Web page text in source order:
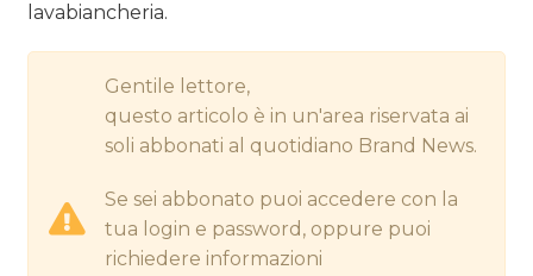
TV
RICERCHE
lavabiancheria.
Gentile lettore,
questo articolo è in un'area riservata ai
soli abbonati al quotidiano Brand News.
Se sei abbonato puoi accedere con la
tua login e password, oppure puoi
richiedere informazioni